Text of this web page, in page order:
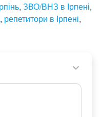
, ЗВО/ВНЗ в Ірпені,
, репетитори в Ірпені,